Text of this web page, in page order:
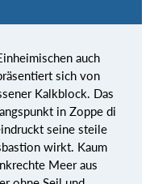
auch
sich von
Kalkblock. Das
in Zoppe di
seine steile
wirkt. Kaum
Meer aus